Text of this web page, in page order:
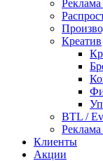
Креатив
BTL /
Клиенты
Акции